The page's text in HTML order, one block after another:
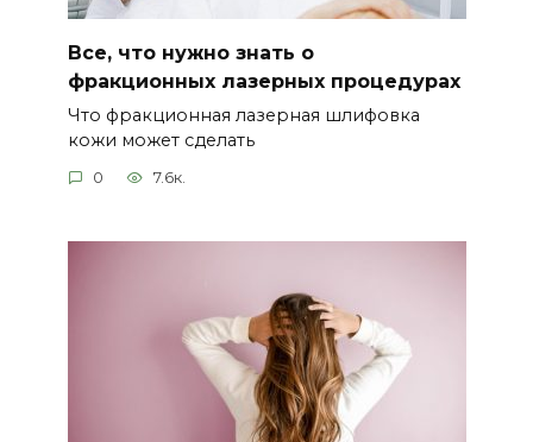
Все, что нужно знать о
фракционных лазерных процедурах
Что фракционная лазерная шлифовка
кожи может сделать
0 7.6к.